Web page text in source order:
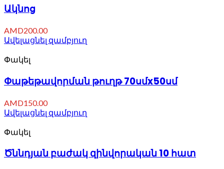
Ակնոց
AMD200.00
Ավելացնել զամբյուղ
Փակել
Փաթեթավորման թուղթ 70սմx50սմ
AMD150.00
Ավելացնել զամբյուղ
Փակել
Ծննդյան բաժակ զինվորական 10 հատ